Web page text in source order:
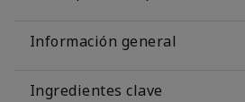
Información general
Ingredientes clave